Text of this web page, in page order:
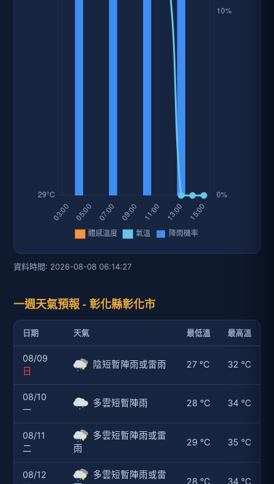
資料時間: 2026-08-08 06:14:27
一週天氣預報 - 彰化縣彰化市
日期 天氣 最低溫 最高溫
08/09
日
陰短暫陣雨或雷雨 27 ℃ 32 ℃
08/10
一
多雲短暫陣雨 28 ℃ 34 ℃
08/11
二
多雲短暫陣雨或雷
雨
29 ℃ 35 ℃
08/12
多雲短暫陣雨或雷
28 ℃ 34 ℃